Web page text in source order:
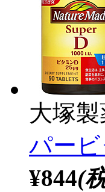
大塚製
パー
¥844(